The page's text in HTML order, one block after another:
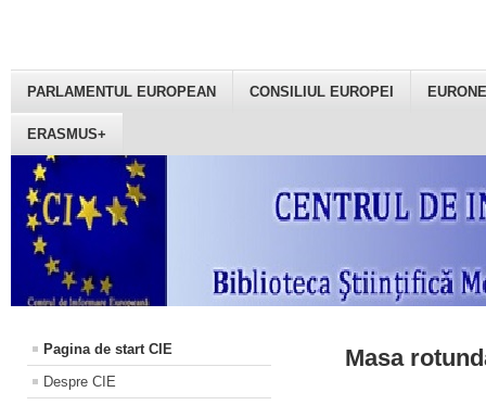
PARLAMENTUL EUROPEAN CONSILIUL EUROPEI
ERASMUS+
Pagina de start CIE
Despre CIE
Masa